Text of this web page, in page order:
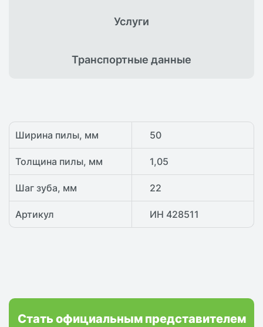
Услуги
Транспортныеданные
Ширина пилы, мм 50
Толщина пилы, мм 1,05
Шаг зуба, мм 22
Артикул ИН 428511
Стать официальным представителем